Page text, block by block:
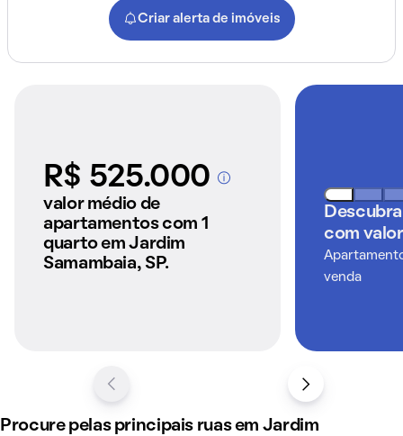
Criar alerta de imóveis
R$ 525.000A partir dos imóveis
valor médio de
apartamentos com 1
quarto em Jardim
Samambaia, SP.
com
venda
Procure pelas principais ruas em Jardim